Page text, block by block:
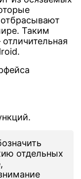
отбрасывают
Таким
отдельных